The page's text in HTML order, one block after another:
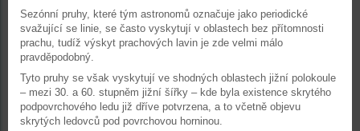
Sezónní pruhy, které tým astronomů označuje jako periodické
svažující se linie, se často vyskytují v oblastech bez přítomnosti
prachu, tudíž výskyt prachových lavin je zde velmi málo
pravděpodobný.
Tyto pruhy se však vyskytují ve shodných oblastech jižní polokoule
– mezi 30. a 60. stupněm jižní šířky – kde byla existence skrytého
podpovrchového ledu již dříve potvrzena, a to včetně objevu
skrytých ledovců pod povrchovou horninou.